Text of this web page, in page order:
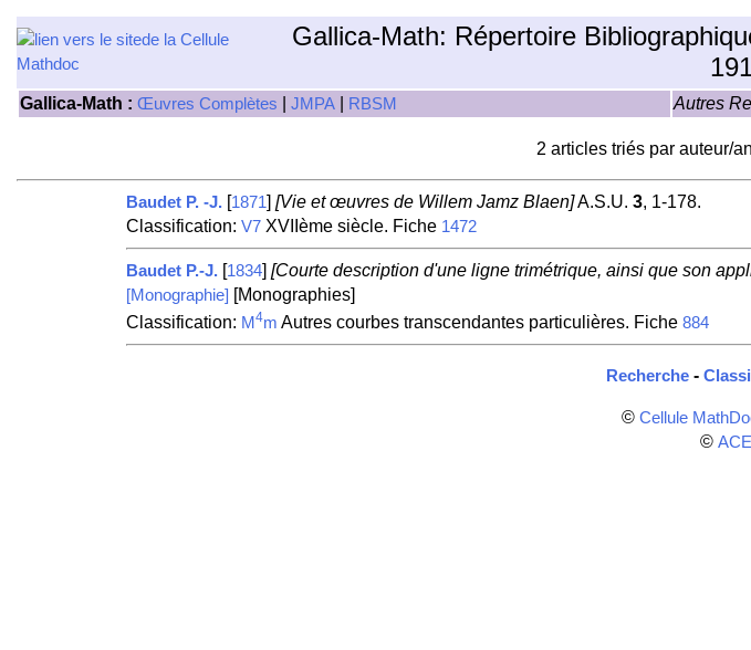
Gallica-Math: Répertoire
Gallica-Math : Œuvres Complètes JMPA RBSM Autres
2 articles triés par auteur/
Baudet P. -J. [1871] [Vie et œuvres de Willem Jamz Blaen]A.S.U. 3, 1-178.
Classification: V7XVIIème siècle. Fiche 1472
Baudet P.-J. [1834] [Courte description d'une ligne trimétrique, ainsi que son
[Monographie] [Monographies]
Classification: M 4m Autres courbes transcendantes particulières. Fiche 884
Recherche -
© Cellule
©